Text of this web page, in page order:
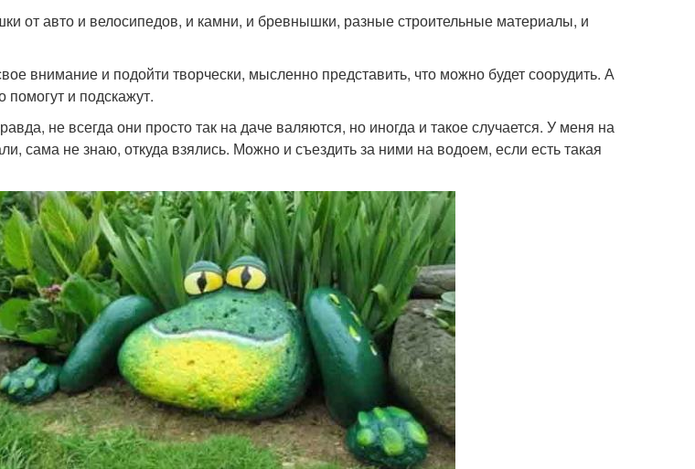
от авто и велосипедов, и камни, и бревнышки, разные строительные материалы, и
внимание и подойти творчески, мысленно представить, что можно будет соорудить. А
и подскажут.
не всегда они просто так на даче валяются, но иногда и такое случается. У меня на
сама не знаю, откуда взялись. Можно и съездить за ними на водоем, если есть такая